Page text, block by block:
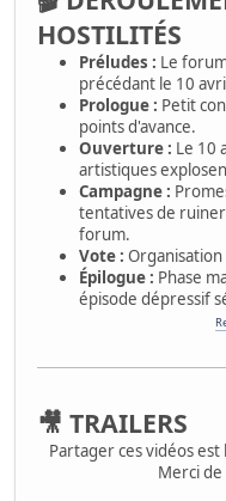
HOSTILITÉS
Préludes : Le
précédant le 10
Prologue : Petit
points d'avance.
Ouverture : Le 10
artistiques
Campagne :
tentatives de
forum.
Vote :
Épilogue : Phase
épisode dépressif
🎥 TRAILERS
Partager ces vidéos
Merci